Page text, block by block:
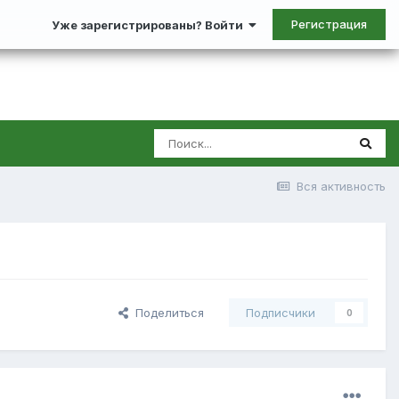
Уже зарегистрированы? Войти Регистрация
Вся активность
Поделиться Подписчики 0